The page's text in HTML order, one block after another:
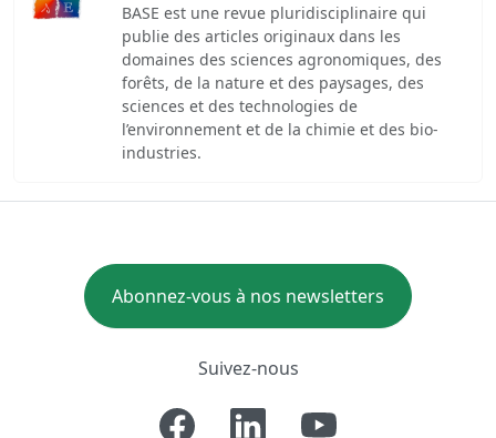
BASE est une revue pluridisciplinaire qui
publie des articles originaux dans les
domaines des sciences agronomiques, des
forêts, de la nature et des paysages, des
sciences et des technologies de
l’environnement et de la chimie et des bio-
industries.
Abonnez-vous à nos newsletters
Suivez-nous